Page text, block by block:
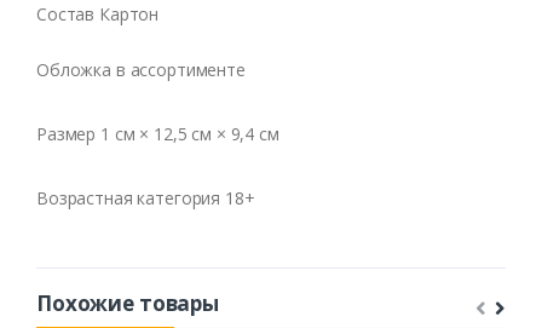
Состав Картон
Обложка в ассортименте
Размер 1 см × 12,5 см × 9,4 см
Возрастная категория 18+
Похожие товары